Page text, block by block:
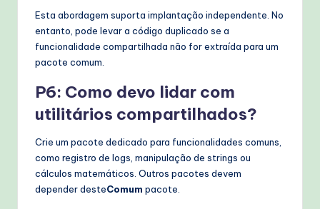
Esta abordagem suporta implantação independente. No
entanto, pode levar a código duplicado se a
funcionalidade compartilhada não for extraída para um
pacote comum.
P6: Como devo lidar com
utilitários compartilhados?
Crie um pacote dedicado para funcionalidades comuns,
como registro de logs, manipulação de strings ou
cálculos matemáticos. Outros pacotes devem
depender desteComum pacote.